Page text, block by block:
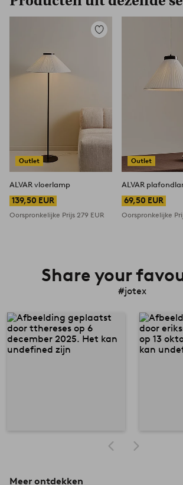
Outlet
Toevoegen
ALVAR vloerlamp
139,50 EUR
Oorspronkelijke Prijs 279 EUR
Outlet
ALVAR
69,50 EUR
Oorspronkelijke
Share your
#jotex
Meer ontdekken